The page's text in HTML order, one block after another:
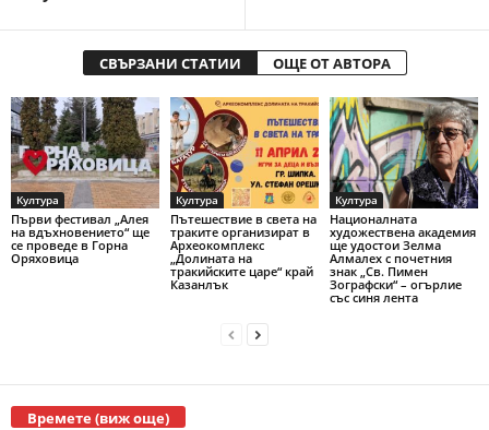
СВЪРЗАНИ СТАТИИ ОЩЕ ОТ АВТОРА
Култура
Първи фестивал „Алея
на вдъхновението“ ще
се проведе в Горна
Оряховица
Култура
Пътешествие в света на
траките организират в
Археокомплекс
„Долината на
тракийските царе“ край
Казанлък
Култура
Националната
художествена академия
ще удостои Зелма
Алмалех с почетния
знак „Св. Пимен
Зографски“ – огърлие
със синя лента
Времете (виж още)